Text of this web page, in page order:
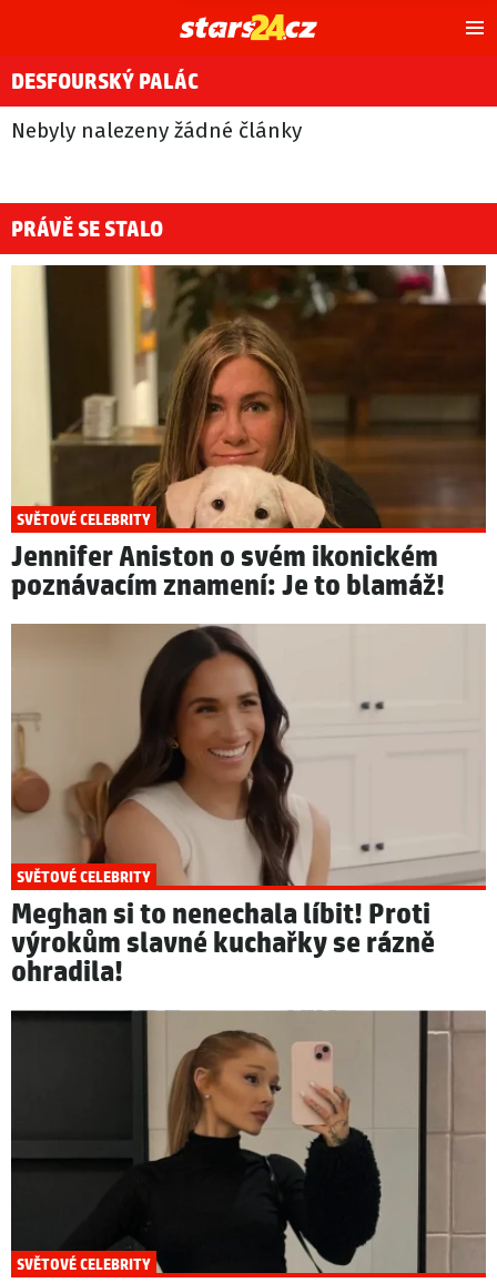
DESFOURSKÝ PALÁC
Nebyly nalezeny žádné články
PRÁVĚ SE STALO
SVĚTOVÉ CELEBRITY
Jennifer Aniston o svém ikonickém
poznávacím znamení: Je to blamáž!
SVĚTOVÉ CELEBRITY
Meghan si to nenechala líbit! Proti
výrokům slavné kuchařky se rázně
ohradila!
SVĚTOVÉ CELEBRITY